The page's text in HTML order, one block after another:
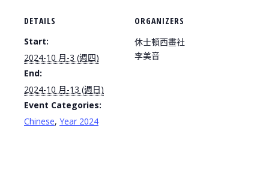
DETAILS
Start:
2024-10 月-3 (週四)
End:
2024-10 月-13 (週日)
Event Categories:
Chinese, Year 2024
ORGANIZERS
休士頓西畫社
李美音